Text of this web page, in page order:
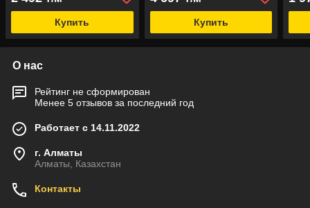
Купить Купить
О нас
Рейтинг не сформирован
Менее 5 отзывов за последний год
Работает с 14.11.2022
г. Алматы
Алматы, Казахстан
Контакты